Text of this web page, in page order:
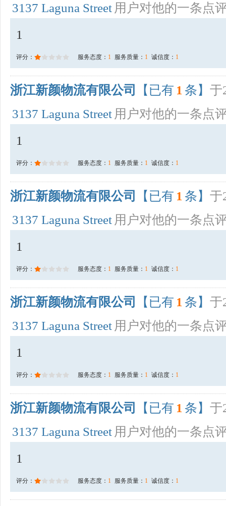
3137 Laguna Street 用户对他的一条点
1
评分： 服务态度： 1 服务质量： 1 诚信度： 1
浙江新颜物流有限公司 【已有 1 条】 于
3137 Laguna Street 用户对他的一条点
1
评分： 服务态度： 1 服务质量： 1 诚信度： 1
浙江新颜物流有限公司 【已有 1 条】 于
3137 Laguna Street 用户对他的一条点
1
评分： 服务态度： 1 服务质量： 1 诚信度： 1
浙江新颜物流有限公司 【已有 1 条】 于
3137 Laguna Street 用户对他的一条点
1
评分： 服务态度： 1 服务质量： 1 诚信度： 1
浙江新颜物流有限公司 【已有 1 条】 于
3137 Laguna Street 用户对他的一条点
1
评分： 服务态度： 1 服务质量： 1 诚信度： 1